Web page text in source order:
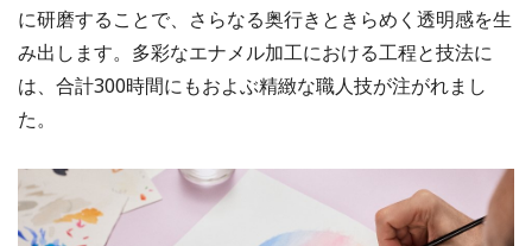
に研磨することで、さらなる奥行きときらめく透明感を生
み出します。多彩なエナメル加工における工程と技法に
は、合計300時間にもおよぶ精緻な職人技が注がれまし
た。